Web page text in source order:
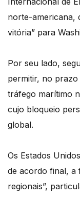
norte-americana,
vitória” para
Por seu lado,
permitir, no
tráfego marítimo
cujo bloqueio
global.
Os Estados
de acordo final, a
regionais”,